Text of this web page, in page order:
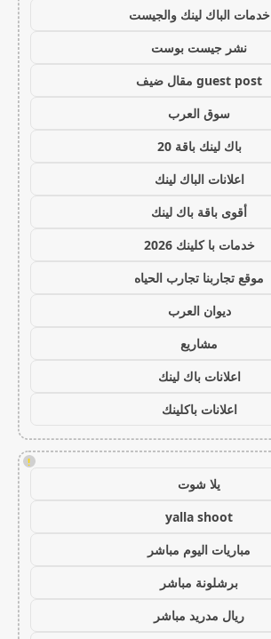
خدمات الباك لينك والجيست
نشر جيست بوست
guest post مقال ضيف
سوق العرب
باك لينك باقة 20
اعلانات الباك لينك
أقوى باقة باك لينك
خدمات با كلينك 2026
موقع تجاربنا تجارب الحياه
ديوان العرب
مشاريع
اعلانات باك لينك
اعلانات باكلينك
!
يلا شوت
yalla shoot
مباريات اليوم مباشر
برشلونة مباشر
ريال مدريد مباشر